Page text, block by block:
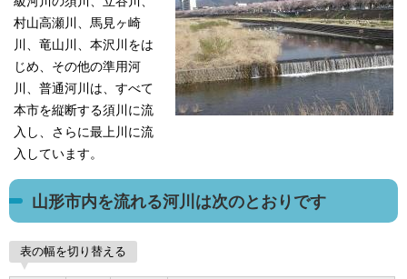
村山高瀬川、馬見ヶ崎
川、竜山川、本沢川をは
じめ、その他の準用河
川、普通河川は、すべて
本市を縦断する須川に流
入し、さらに最上川に流
入しています。
山形市内を流れる河川は次のとおりです
表の幅を切り替える